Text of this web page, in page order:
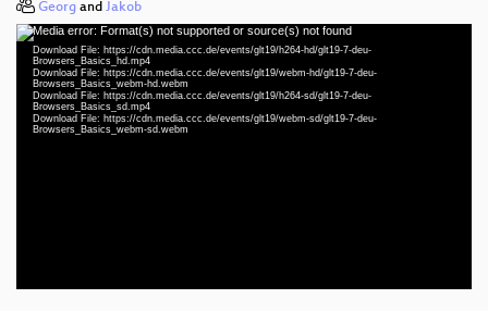
Georg and Jakob
Video
Player
Media error: Format(s) not supported or source(s) not found
Download File: https://cdn.media.ccc.de/events/glt19/h264-hd/glt19-7-deu-
Browsers_Basics_hd.mp4
Download File: https://cdn.media.ccc.de/events/glt19/webm-hd/glt19-7-deu-
Browsers_Basics_webm-hd.webm
Download File: https://cdn.media.ccc.de/events/glt19/h264-sd/glt19-7-deu-
Browsers_Basics_sd.mp4
Download File: https://cdn.media.ccc.de/events/glt19/webm-sd/glt19-7-deu-
Browsers_Basics_webm-sd.webm